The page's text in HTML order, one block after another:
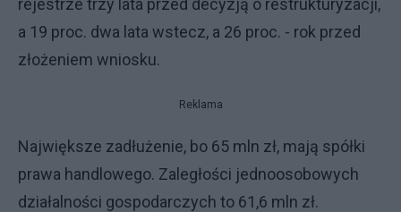
rejestrze trzy lata przed decyzją o restrukturyzacji,
a 19 proc. dwa lata wstecz, a 26 proc. - rok przed
złożeniem wniosku.
Reklama
Największe zadłużenie, bo 65 mln zł, mają spółki
prawa handlowego. Zaległości jednoosobowych
działalności gospodarczych to 61,6 mln zł.